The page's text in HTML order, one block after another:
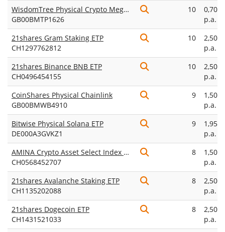
WisdomTree Physical Crypto Mega Cap
GB00BMTP1626
10
0,70%
p.a.
21shares Gram Staking ETP
CH1297762812
10
2,50%
p.a.
21shares Binance BNB ETP
CH0496454155
10
2,50%
p.a.
CoinShares Physical Chainlink
GB00BMWB4910
9
1,50%
p.a.
Bitwise Physical Solana ETP
DE000A3GVKZ1
9
1,95%
p.a.
AMINA Crypto Asset Select Index ETP
CH0568452707
8
1,50%
p.a.
21shares Avalanche Staking ETP
CH1135202088
8
2,50%
p.a.
21shares Dogecoin ETP
CH1431521033
8
2,50%
p.a.